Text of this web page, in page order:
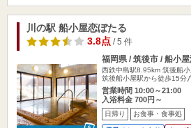
川の駅 船小屋恋ぼたる
3.8点/ 5 件
福岡県 / 筑後市 / 船小屋
西鉄中島駅8.95km 筑後船
筑後船小屋駅から徒歩15分
営業時間 10:00～21:00
入浴料金 700円～
日帰り お食事・食事処